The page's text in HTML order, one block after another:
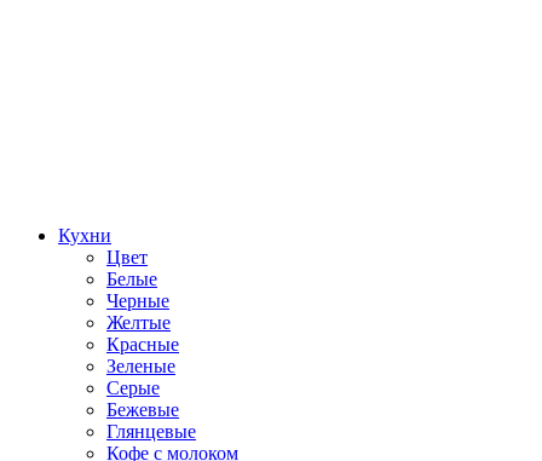
Кухни
Цвет
Белые
Черные
Желтые
Красные
Зеленые
Серые
Бежевые
Глянцевые
Кофе с молоком